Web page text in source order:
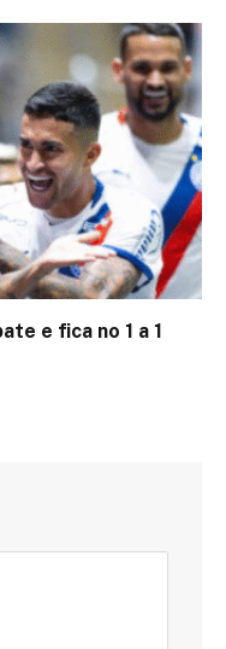
e fica no 1 a 1